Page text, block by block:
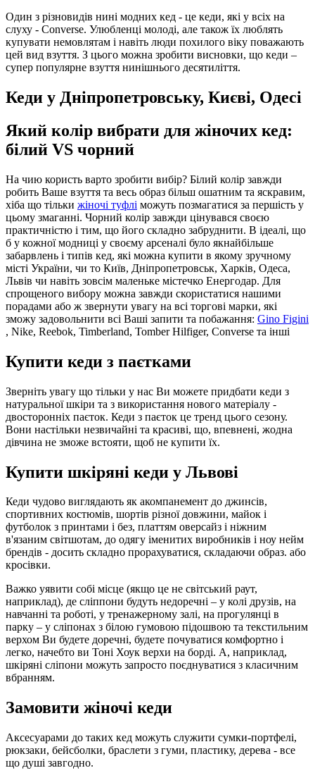
Один з різновидів нині модних кед - це кеди, які у всіх на
слуху - Converse. Улюбленці молоді, але також їх люблять
купувати немовлятам і навіть люди похилого віку поважають
цей вид взуття. З цього можна зробити висновки, що кеди –
супер популярне взуття нинішнього десятиліття.
Кеди у Дніпропетровську, Києві, Одесі
Який колір вибрати для жіночих кед:
білий VS чорний
На чию користь варто зробити вибір? Білий колір завжди
робить Ваше взуття та весь образ більш ошатним та яскравим,
хіба що тільки жіночі туфлі можуть позмагатися за першість у
цьому змаганні. Чорний колір завжди цінувався своєю
практичністю і тим, що його складно забруднити. В ідеалі, що
б у кожної модниці у своєму арсеналі було якнайбільше
забарвлень і типів кед, які можна купити в якому зручному
місті України, чи то Київ, Дніпропетровськ, Харків, Одеса,
Львів чи навіть зовсім маленьке містечко Енергодар. Для
спрощеного вибору можна завжди скористатися нашими
порадами або ж звернути увагу на всі торгові марки, які
зможу задовольнити всі Ваші запити та побажання: Gino Figini
, Nike, Reebok, Timberland, Tomber Hilfiger, Converse та інші
Купити кеди з паєтками
Зверніть увагу що тільки у нас Ви можете придбати кеди з
натуральної шкіри та з використання нового матеріалу -
двосторонніх паєток. Кеди з паєток це тренд цього сезону.
Вони настільки незвичайні та красиві, що, впевнені, жодна
дівчина не зможе встояти, щоб не купити їх.
Купити шкіряні кеди у Львові
Кеди чудово виглядають як акомпанемент до джинсів,
спортивних костюмів, шортів різної довжини, майок і
футболок з принтами і без, платтям оверсайз і ніжним
в'язаним світшотам, до одягу іменитих виробників і ноу нейм
брендів - досить складно прорахуватися, складаючи образ. або
кросівки.
Важко уявити собі місце (якщо це не світський раут,
наприклад), де сліппони будуть недоречні – у колі друзів, на
навчанні та роботі, у тренажерному залі, на прогулянці в
парку – у сліпонах з білою гумовою підошвою та текстильним
верхом Ви будете доречні, будете почуватися комфортно і
легко, начебто ви Тоні Хоук верхи на борді. А, наприклад,
шкіряні сліпони можуть запросто поєднуватися з класичним
вбранням.
Замовити жіночі кеди
Аксесуарами до таких кед можуть служити сумки-портфелі,
рюкзаки, бейсболки, браслети з гуми, пластику, дерева - все
що душі завгодно.